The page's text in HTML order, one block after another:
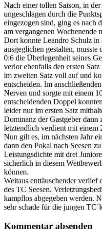
Nach einer tollen Saison, in
ungeschlagen durch die
eingezogen sind, ging es nach
am vergangenen
Dort konnte Leandro Schulz in
ausgeglichen gestalten,
0:6 die Überlegenheit seines
verlor ebenfalls den ersten
im zweiten Satz voll auf und
entscheiden. Im
Nerven und sorgte mit einem
entscheidenden Doppel
leider nur im ersten Satz
Dominanz der Gastgeber dann
letztendlich verdient mit einem
Nun gilt es, im nächsten Jahr
dann den Pokal nach Seesen
Leistungsdichte mit drei
sicherlich in diesem
können.
Weitaus enttäuschender verlief
des TC Seesen.
kampflos abgegeben werden.
sehr schade für die jungen
Kommentar absenden